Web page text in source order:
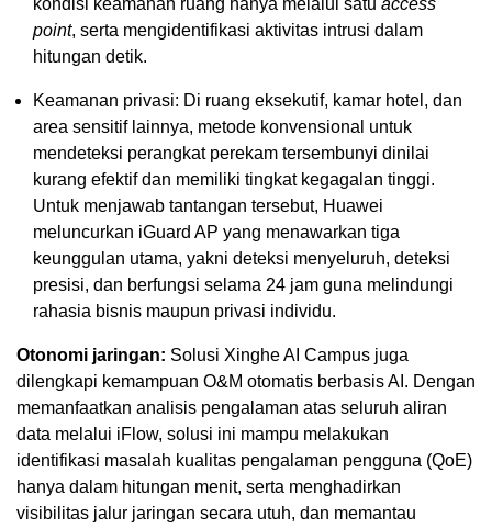
kondisi keamanan ruang hanya melalui satu access
point, serta mengidentifikasi aktivitas intrusi dalam
hitungan detik.
Keamanan privasi: Di ruang eksekutif, kamar hotel, dan
area sensitif lainnya, metode konvensional untuk
mendeteksi perangkat perekam tersembunyi dinilai
kurang efektif dan memiliki tingkat kegagalan tinggi.
Untuk menjawab tantangan tersebut, Huawei
meluncurkan iGuard AP yang menawarkan tiga
keunggulan utama, yakni deteksi menyeluruh, deteksi
presisi, dan berfungsi selama 24 jam guna melindungi
rahasia bisnis maupun privasi individu.
Otonomi jaringan: Solusi Xinghe AI Campus juga
dilengkapi kemampuan O&M otomatis berbasis AI. Dengan
memanfaatkan analisis pengalaman atas seluruh aliran
data melalui iFlow, solusi ini mampu melakukan
identifikasi masalah kualitas pengalaman pengguna (QoE)
hanya dalam hitungan menit, serta menghadirkan
visibilitas jalur jaringan secara utuh, dan memantau